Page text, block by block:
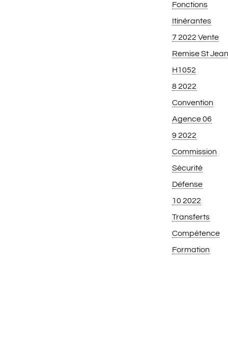
Fonctions
Itinérantes
7 2022 Vente
Remise St Jean
H1052
8 2022
Convention
Agence 06
9 2022
Commission
Sécurité
Défense
10 2022
Transferts
Compétence
Formation